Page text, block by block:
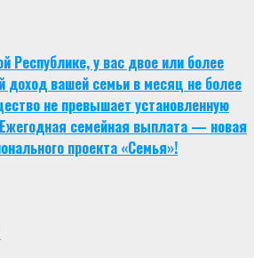
Республике, у вас двое или более
доход вашей семьи в месяц не более
не превышает установленную
семейная выплата — новая
проекта «Семья»!